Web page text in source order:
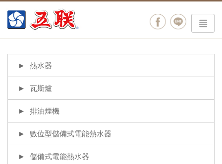
menu
熱水器
瓦斯爐
排油煙機
數位型儲備式電能熱水器
儲備式電能熱水器